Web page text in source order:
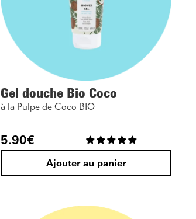
Gel douche Bio Coco
à la Pulpe de Coco BIO
5.90€
Ajouter au panier